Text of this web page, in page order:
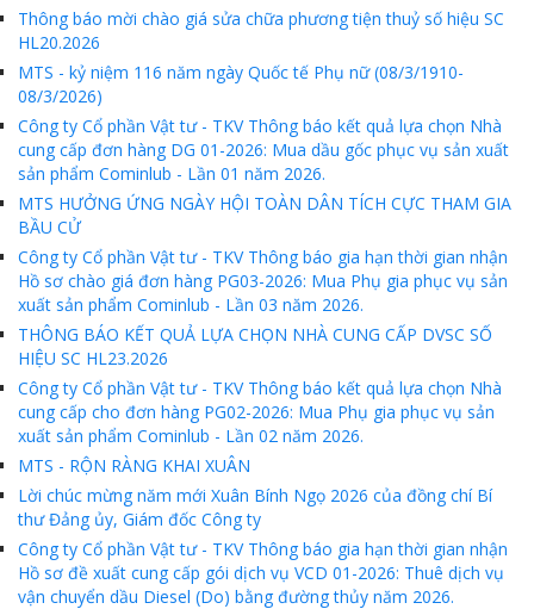
Thông báo mời chào giá sửa chữa phương tiện thuỷ số hiệu SC
HL20.2026
MTS - kỷ niệm 116 năm ngày Quốc tế Phụ nữ (08/3/1910-
08/3/2026)
Công ty Cổ phần Vật tư - TKV Thông báo kết quả lựa chọn Nhà
cung cấp đơn hàng DG 01-2026: Mua dầu gốc phục vụ sản xuất
sản phẩm Cominlub - Lần 01 năm 2026.
MTS HƯỞNG ỨNG NGÀY HỘI TOÀN DÂN TÍCH CỰC THAM GIA
BẦU CỬ
Công ty Cổ phần Vật tư - TKV Thông báo gia hạn thời gian nhận
Hồ sơ chào giá đơn hàng PG03-2026: Mua Phụ gia phục vụ sản
xuất sản phẩm Cominlub - Lần 03 năm 2026.
THÔNG BÁO KẾT QUẢ LỰA CHỌN NHÀ CUNG CẤP DVSC SỐ
HIỆU SC HL23.2026
Công ty Cổ phần Vật tư - TKV Thông báo kết quả lựa chọn Nhà
cung cấp cho đơn hàng PG02-2026: Mua Phụ gia phục vụ sản
xuất sản phẩm Cominlub - Lần 02 năm 2026.
MTS - RỘN RÀNG KHAI XUÂN
Lời chúc mừng năm mới Xuân Bính Ngọ 2026 của đồng chí Bí
thư Đảng ủy, Giám đốc Công ty
Công ty Cổ phần Vật tư - TKV Thông báo gia hạn thời gian nhận
Hồ sơ đề xuất cung cấp gói dịch vụ VCD 01-2026: Thuê dịch vụ
vận chuyển dầu Diesel (Do) bằng đường thủy năm 2026.